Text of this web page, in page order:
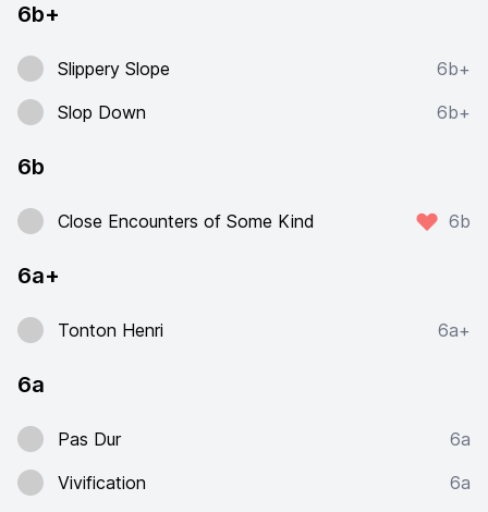
6b+
Slippery Slope
6b+
Slop Down
6b+
6b
Close Encounters of Some Kind 6b
6a+
Tonton Henri 6a+
6a
Pas Dur
6a
Vivification
6a